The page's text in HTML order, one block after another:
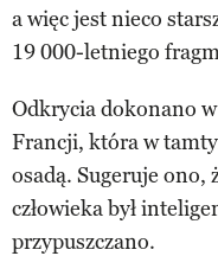
a więc jest nieco
19 000-letniego
Odkrycia dokonano
Francji, która w
osadą. Sugeruje ono,
człowieka był
przypuszczano.